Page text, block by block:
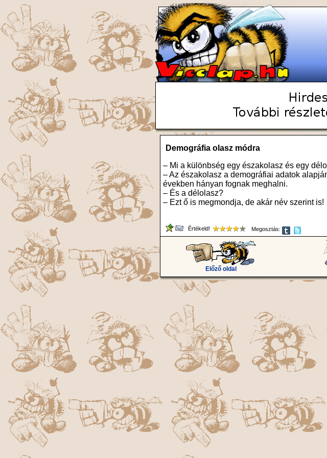
Demográfia olasz módra
– Mi a különbség egy északolasz és egy
– Az északolasz a demográfiai adatok
években hányan fognak meghalni.
– És a délolasz?
– Ezt ő is megmondja, de akár név szerint is!
Értékeld! Megosztás:
Előző oldal